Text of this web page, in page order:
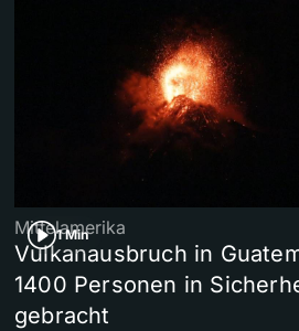
1 Min
Mittelamerika
Vulkanausbruch in
1400 Personen in
gebracht